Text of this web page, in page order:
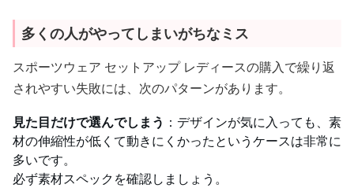
多くの人がやってしまいがちなミス
スポーツウェア セットアップ レディースの購入で繰り返
されやすい失敗には、次のパターンがあります。
見た目だけで選んでしまう ：デザインが気に入っても、素
材の伸縮性が低くて動きにくかったというケースは非常に
多いです。
必ず素材スペックを確認しましょう。